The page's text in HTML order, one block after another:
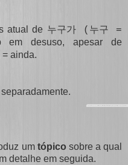
atual de 누구가 (누구 =
desuso, apesar de
= ainda.
um tópico sobre a qual
detalhe em seguida.